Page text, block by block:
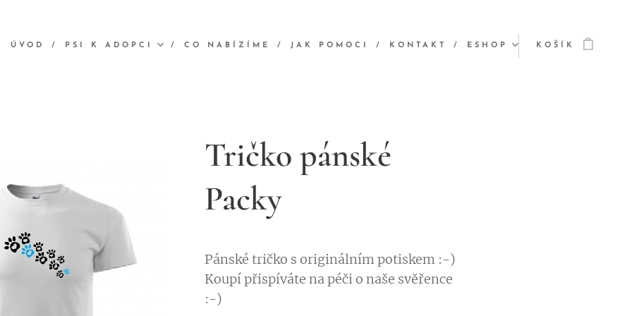
ÚVOD PSI K ADOPCI CO NABÍZÍME JAK POMOCI KONTAKT ESHOP KOŠÍK
Tričko pánské
Packy
Pánské tričko s originálním potiskem :-)
Koupí přispíváte na péči o naše svěřence
:-)